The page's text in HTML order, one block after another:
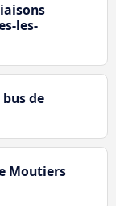
les-
de
Moutiers